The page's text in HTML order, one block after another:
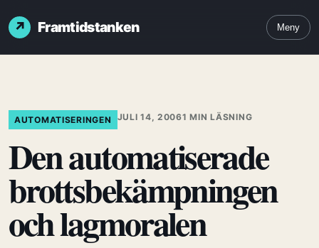
Framtidstanken Meny
AUTOMATISERINGEN JULI 14, 20061 MIN LÄSNING
Den automatiserade
brottsbekämpningen
och lagmoralen